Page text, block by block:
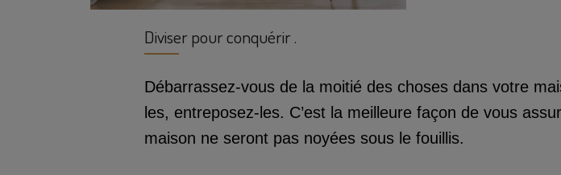
Diviser pour conquérir .
Débarrassez-vous de la moitié des choses dans votre
les, entreposez-les. C’est la meilleure façon de vous
maison ne seront pas noyées sous le fouillis.